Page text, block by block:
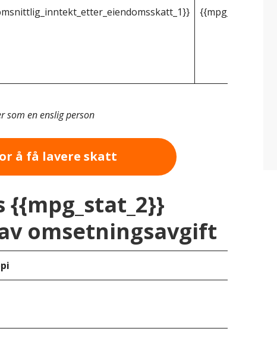
som en enslig person
å få lavere skatt
{{mpg_stat_2}}
omsetningsavgift